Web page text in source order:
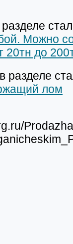
Можно
до
разделе
лом